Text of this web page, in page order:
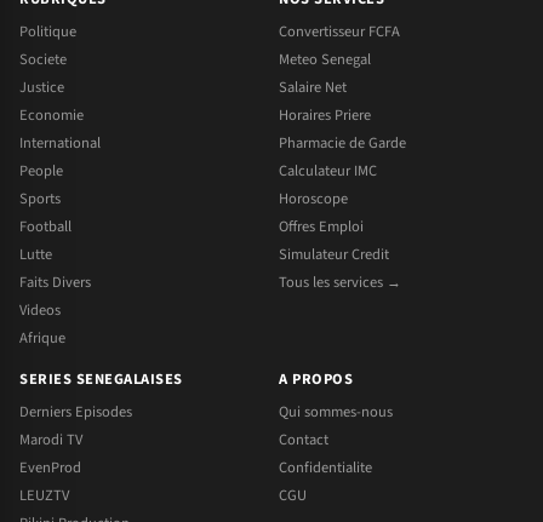
Politique
Societe
Justice
Economie
International
People
Sports
Football
Lutte
Faits Divers
Videos
Afrique
Convertisseur FCFA
Meteo Senegal
Salaire Net
Horaires Priere
Pharmacie de Garde
Calculateur IMC
Horoscope
Offres Emploi
Simulateur Credit
Tous les services →
SERIES SENEGALAISES
Derniers Episodes
Marodi TV
EvenProd
LEUZTV
A PROPOS
Qui sommes-nous
Contact
Confidentialite
CGU